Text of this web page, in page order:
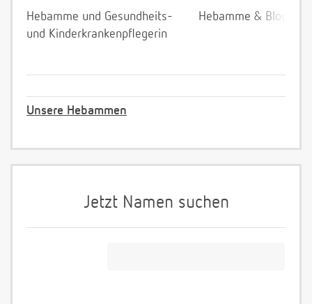
Hebamme und Gesundheits-
und Kinderkrankenpflegerin
Hebamme &
Unsere Hebammen
Jetzt Namen suchen